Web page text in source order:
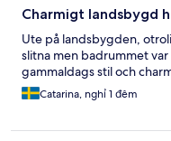
Charmigt landsbygd
Ute på landsbygden,
slitna men badrummet
gammaldags stil och
Catarina, nghỉ 1 đêm